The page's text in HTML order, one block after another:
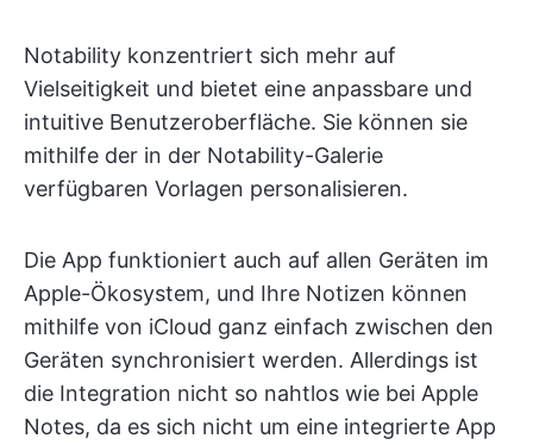
Notability konzentriert sich mehr auf
Vielseitigkeit und bietet eine anpassbare und
intuitive Benutzeroberfläche. Sie können sie
mithilfe der in der Notability-Galerie
verfügbaren Vorlagen personalisieren.
Die App funktioniert auch auf allen Geräten im
Apple-Ökosystem, und Ihre Notizen können
mithilfe von iCloud ganz einfach zwischen den
Geräten synchronisiert werden. Allerdings ist
die Integration nicht so nahtlos wie bei Apple
Notes, da es sich nicht um eine integrierte App